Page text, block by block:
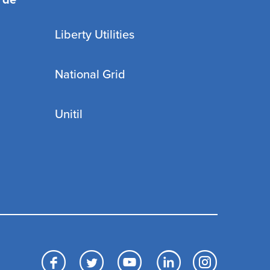
Liberty Utilities
National Grid
Unitil
Facebook
TwitterYouTube
LinkedIn